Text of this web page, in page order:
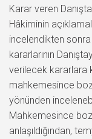
Karar veren
Hâkiminin
incelendikten
kararlarının
verilecek kararlara
mahkemesince
yönünden
Mahkemesince
anlaşıldığından,